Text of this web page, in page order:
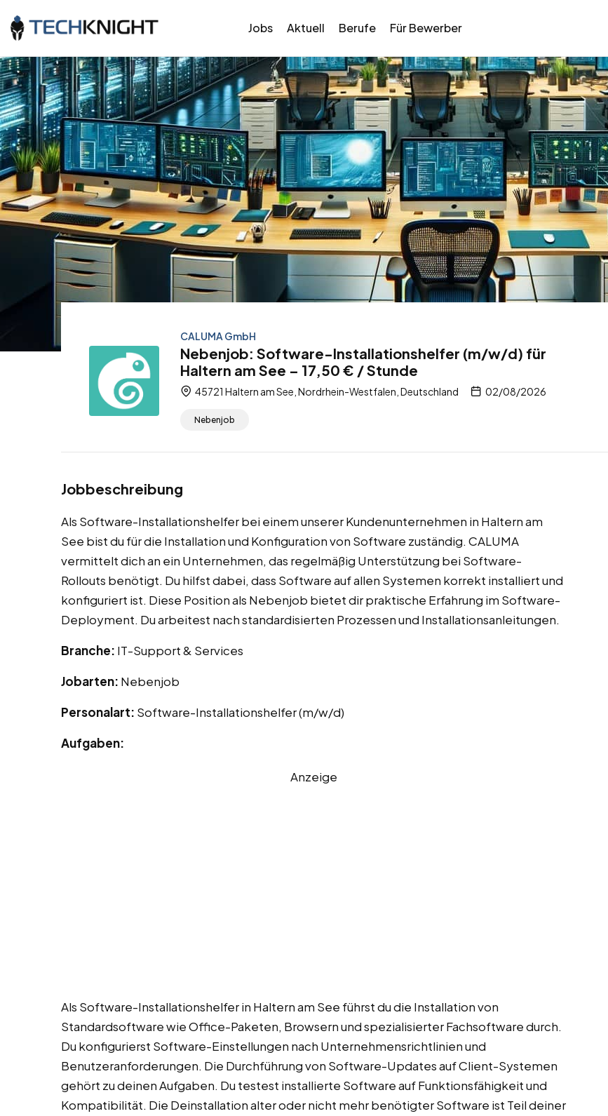
Jobs Aktuell Berufe Für Bewerber
CALUMA GmbH
Nebenjob: Software-Installationshelfer (m/w/d) für
Haltern am See – 17,50 € / Stunde
45721 Haltern am See, Nordrhein-Westfalen, Deutschland 02/08/2026
Nebenjob
Jobbeschreibung
Als Software-Installationshelfer bei einem unserer Kundenunternehmen in Haltern am
See bist du für die Installation und Konfiguration von Software zuständig. CALUMA
vermittelt dich an ein Unternehmen, das regelmäßig Unterstützung bei Software-
Rollouts benötigt. Du hilfst dabei, dass Software auf allen Systemen korrekt installiert und
konfiguriert ist. Diese Position als Nebenjob bietet dir praktische Erfahrung im Software-
Deployment. Du arbeitest nach standardisierten Prozessen und Installationsanleitungen.
Branche: IT-Support & Services
Jobarten: Nebenjob
Personalart: Software-Installationshelfer (m/w/d)
Aufgaben:
Anzeige
Als Software-Installationshelfer in Haltern am See führst du die Installation von
Standardsoftware wie Office-Paketen, Browsern und spezialisierter Fachsoftware durch.
Du konfigurierst Software-Einstellungen nach Unternehmensrichtlinien und
Benutzeranforderungen. Die Durchführung von Software-Updates auf Client-Systemen
gehört zu deinen Aufgaben. Du testest installierte Software auf Funktionsfähigkeit und
Kompatibilität. Die Deinstallation alter oder nicht mehr benötigter Software ist Teil deiner